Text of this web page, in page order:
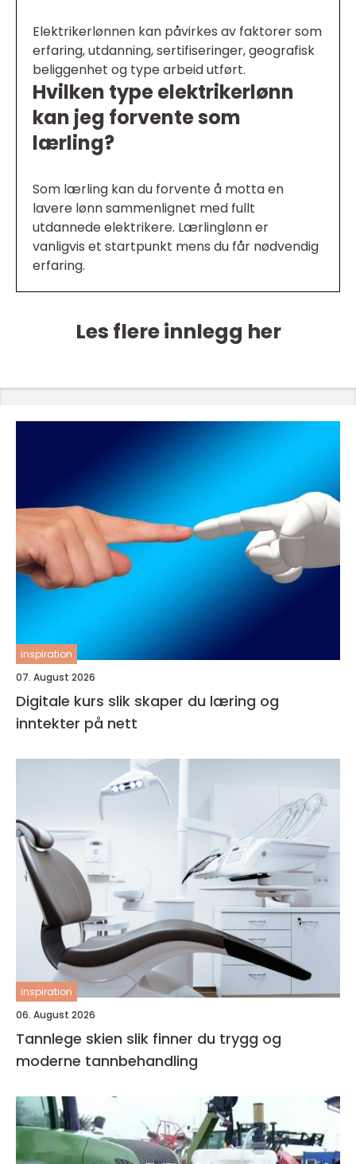
Elektrikerlønnen kan påvirkes av faktorer som
erfaring, utdanning, sertifiseringer, geografisk
beliggenhet og type arbeid utført.
Hvilken type elektrikerlønn
kan jeg forvente som
lærling?
Som lærling kan du forvente å motta en
lavere lønn sammenlignet med fullt
utdannede elektrikere. Lærlinglønn er
vanligvis et startpunkt mens du får nødvendig
erfaring.
Les flere innlegg her
inspiration
07. August 2026
Digitale kurs slik skaper du læring og
inntekter på nett
inspiration
06. August 2026
Tannlege skien slik finner du trygg og
moderne tannbehandling